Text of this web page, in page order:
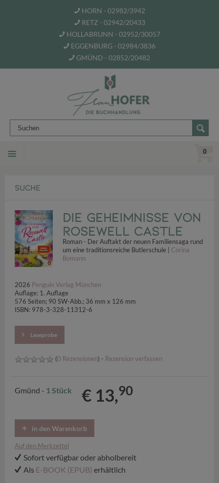
HORN - 02982/3942
RETZ - 02942/20433
HOLLABRUNN - 02952/30057
EGGENBURG - 02984/3836
GMÜND - 02852/20482
0
SUCHE
Die Geheimnisse von
Rosewell Castle
Roman - Der Auftakt der neuen Familiensaga rund
um eine traditionsreiche Butlerschule | Corina
Bomann
2026 Penguin Verlag München
Auflage: 1. Auflage
576 Seiten; 90 SW-Abb.; 36 mm x 126 mm
ISBN: 978-3-328-11312-6
Leseprobe
(0 Rezensionen) - Rezension verfassen
Gmünd - 1 Stück € 13,90
in den Warenkorb
Auf den Merkzettel
Sofort verfügbar oder abholbereit
Als E-BOOK (EPUB) erhältlich